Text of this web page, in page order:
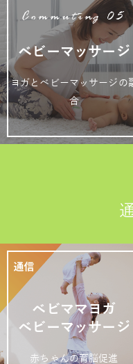
Commuting 05
ベビーマッサージ
ヨガとベビーマッサージの
合
ベビママヨガ
ベビーマッサージ
赤ちゃんの育脳促進